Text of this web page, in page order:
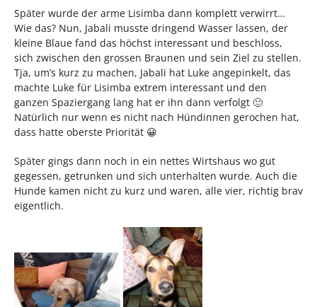
Später wurde der arme Lisimba dann komplett verwirrt…
Wie das? Nun, Jabali musste dringend Wasser lassen, der
kleine Blaue fand das höchst interessant und beschloss,
sich zwischen den grossen Braunen und sein Ziel zu stellen.
Tja, um’s kurz zu machen, Jabali hat Luke angepinkelt, das
machte Luke für Lisimba extrem interessant und den
ganzen Spaziergang lang hat er ihn dann verfolgt 🙂
Natürlich nur wenn es nicht nach Hündinnen gerochen hat,
dass hatte oberste Priorität 😀
Später gings dann noch in ein nettes Wirtshaus wo gut
gegessen, getrunken und sich unterhalten wurde. Auch die
Hunde kamen nicht zu kurz und waren, alle vier, richtig brav
eigentlich.